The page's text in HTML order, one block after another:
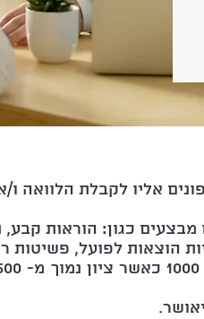
אליו לקבלת הלוואה
מבצעים כגון: הוראות
הוצאות לפועל, פשיטות